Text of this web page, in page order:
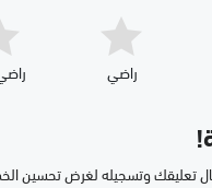
راضي
تعليقك وتسجيله لغرض تحسين